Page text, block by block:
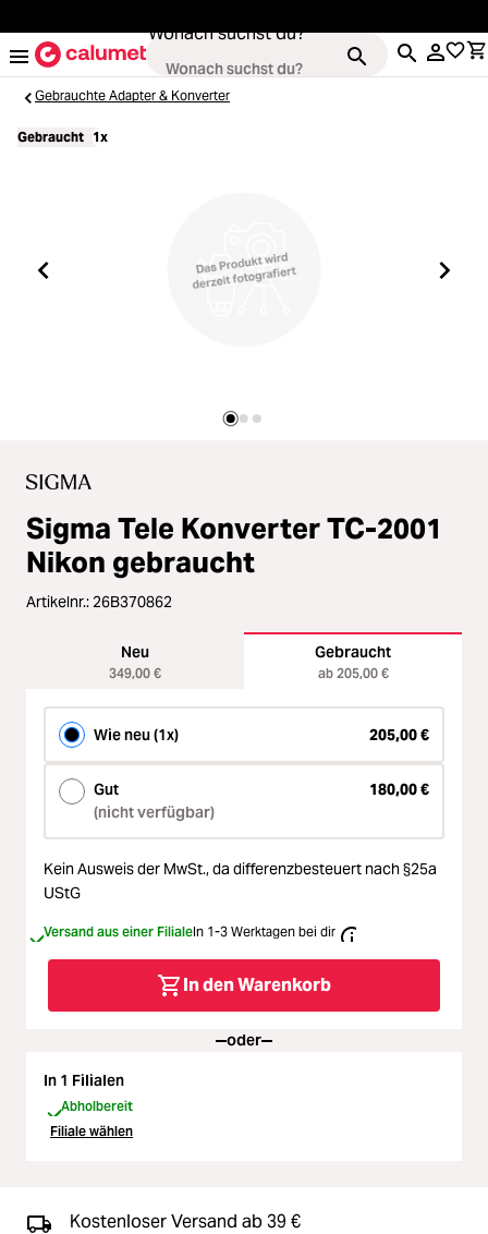
Wonach suchst du?
Loading...
Video & Drohnen
Zubehör
Loading...
Licht & Studio
Loading...
Bildbearbeitung
Ferngläser
Loading...
Second Hand
Loading...
SALE
Loading...
Gebrauchte Adapter & Konverter
Gebraucht 1x
Sigma Tele Konverter TC-2001
Nikon gebraucht
Artikelnr.:26B370862
Neu
349,00 €
Gebraucht
ab 205,00 €
Wie neu (1x) 205,00 €
Gut
(nicht verfügbar)
180,00 €
Kein Ausweis der MwSt.,da differenzbesteuert nach §25a
UStG
Versand aus einer FilialeIn 1-3 Werktagen bei dir
In den Warenkorb
oder
In 1 Filialen
Abholbereit
Filiale wählen
Kostenloser Versand ab 39 €